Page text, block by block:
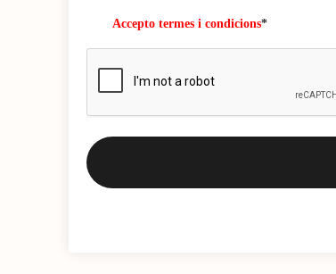
Accepto termes i condicions*